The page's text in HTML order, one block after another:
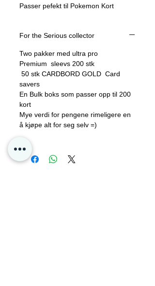
Passer pefekt til Pokemon Kort
Arkivsikre
Syrefrie, uten PVC
Forseglingskant kan åpnes og
lukkes.
10,16 x 6,35cm
For the Serious collector
Two pakker med ultra pro
Premium sleevs 200 stk
50 stk CARDBORD GOLD Card
savers
En Bulk boks som passer opp til 200
kort
Mye verdi for pengene rimeligere en
å kjøpe alt for seg selv =)